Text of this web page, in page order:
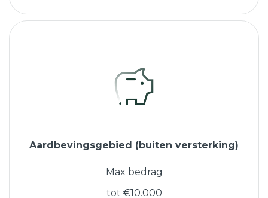
Aardbevingsgebied (buiten versterking)
Max bedrag
tot €10.000